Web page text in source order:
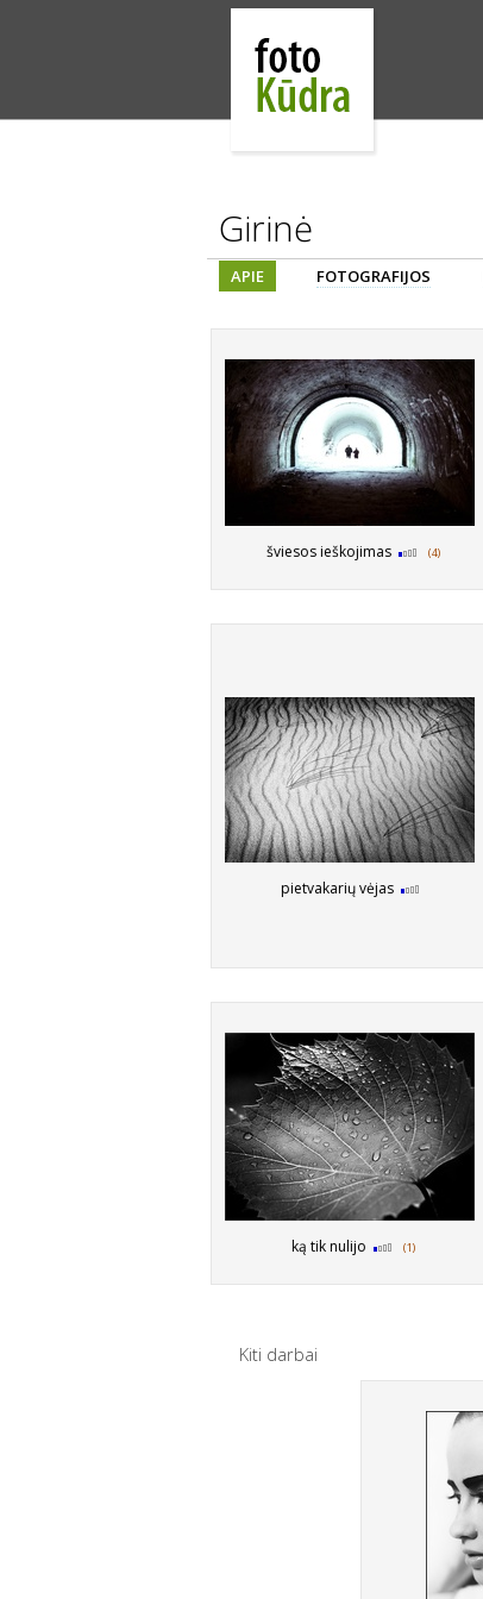
Girinė
APIE FOTOGRAFIJOS
šviesos ieškojimas (4)
pietvakarių vėjas
ką tik nulijo (1)
Kiti darbai